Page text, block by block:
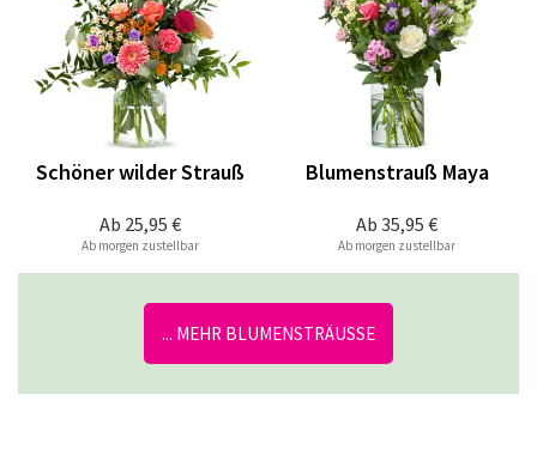
Ab 25,95 €
Schöner wilder Strauß
Ab morgen zustellbar
Ab 35,95 €
Blumenstrauß Maya
Ab morgen zustellbar
... MEHR BLUMENSTRÄUSSE